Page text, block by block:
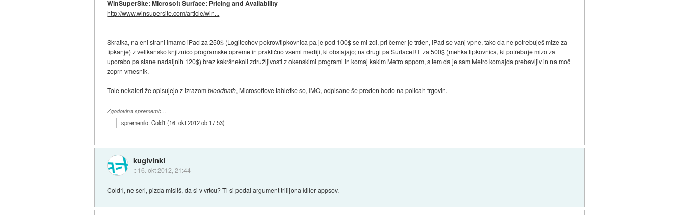
WinSuperSite: Microsoft Surface: Pricing and Availability
http://www.winsupersite.com/article/win...
Skratka, na eni strani imamo iPad za 250$ (Logitechov pokrov/tipkovnica pa je pod 100$ se mi zdi, pri čemer je trden, iPad se vanj vpne, tako da ne potrebuješ mize za
tipkanje) z velikansko knjižnico programske opreme in praktično vsemi mediji, ki obstajajo; na drugi pa SurfaceRT za 500$ (mehka tipkovnica, ki potrebuje mizo za
uporabo pa stane nadaljnih 120$) brez kakršnekoli združljivosti z okenskimi programi in komaj kakim Metro appom, s tem da je sam Metro komajda prebavljiv in na moč
zoprn vmesnik.
Tole nekateri že opisujejo z izrazombloodbath, Microsoftove tabletke so, IMO, odpisane še preden bodo na policah trgovin.
Zgodovina sprememb…
spremenilo:Cold1 (16. okt 2012 ob 17:53)
kuglvinkl
:: 16. okt 2012, 21:44
Cold1, ne seri, pizda misliš, da si v vrtcu? Ti si podal argument trilijona killer appsov.